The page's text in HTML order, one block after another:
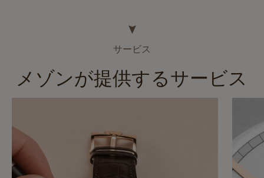
サービス
メゾンが提供するサービス